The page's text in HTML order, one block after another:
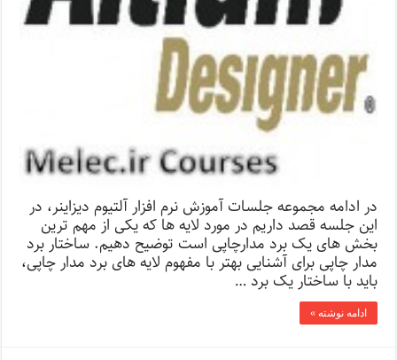
در ادامه مجموعه جلسات آموزش نرم افزار آلتیوم دیزاینر، در
این جلسه قصد داریم در مورد لایه ها که یکی از مهم ترین
بخش های یک برد مدارچاپی است توضیح دهیم. ساختار برد
مدار چاپی برای آشنایی بهتر با مفهوم لایه های برد مدار چاپی،
باید با ساختار یک برد …
ادامه نوشته »